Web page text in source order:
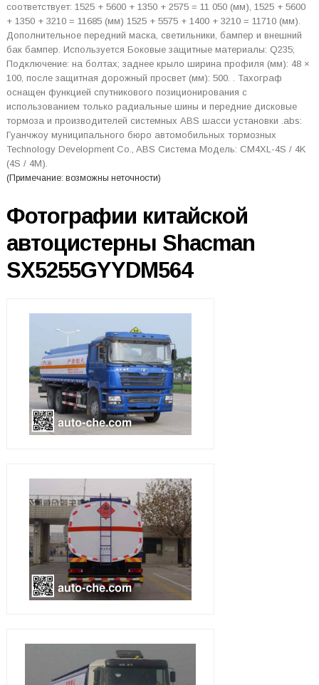
соответствует: 1525 + 5600 + 1350 + 2575 = 11 050 (мм), 1525 + 5600
+ 1350 + 3210 = 11685 (мм) 1525 + 5575 + 1400 + 3210 = 11710 (мм).
Дополнительное передний маска, светильники, бампер и внешний
бак бампер. Используется Боковые защитные материалы: Q235;
Подключение: на болтах; заднее крыло ширина профиля (мм): 48 ×
100, после защитная дорожный просвет (мм): 500. . Тахограф
оснащен функцией спутникового позиционирования с
использованием только радиальные шины и передние дисковые
тормоза и производителей системных ABS шасси установки .abs:
Гуанчжоу муниципального бюро автомобильных тормозных
Technology Development Co., ABS Система Модель: CM4XL-4S / 4K
(4S / 4M).
(Примечание: возможны неточности)
Фотографии китайской
автоцистерны Shacman
SX5255GYYDM564